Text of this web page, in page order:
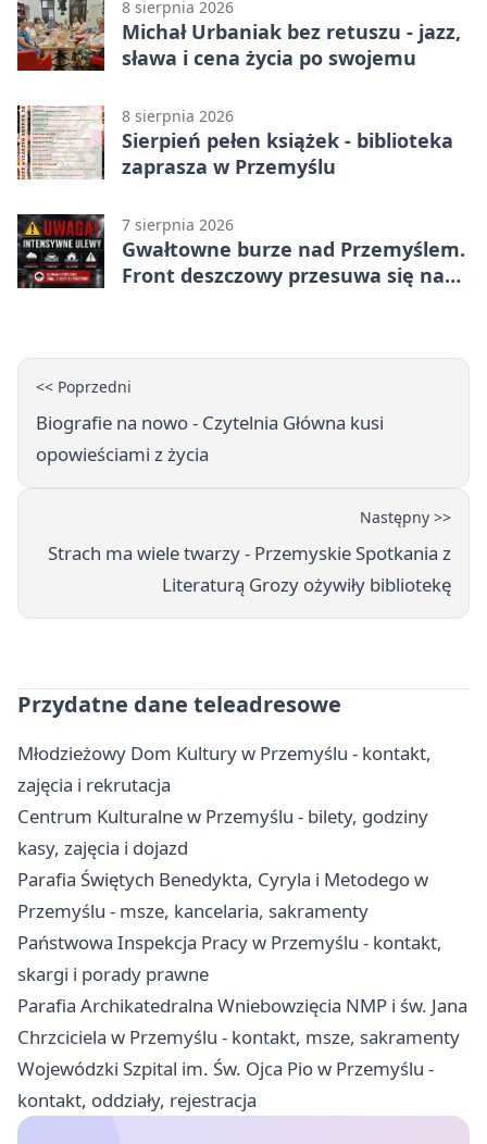
8 sierpnia 2026
Michał Urbaniak bez retuszu - jazz,
sława i cena życia po swojemu
8 sierpnia 2026
Sierpień pełen książek - biblioteka
zaprasza w Przemyślu
7 sierpnia 2026
Gwałtowne burze nad Przemyślem.
Front deszczowy przesuwa się na
<< Poprzedni
Biografie na nowo - Czytelnia Główna kusi
opowieściami z życia
Następny >>
Strach ma wiele twarzy - Przemyskie Spotkania z
Literaturą Grozy ożywiły bibliotekę
Przydatne dane teleadresowe
Młodzieżowy Dom Kultury w Przemyślu - kontakt,
zajęcia i rekrutacja
Centrum Kulturalne w Przemyślu - bilety, godziny
kasy, zajęcia i dojazd
Parafia Świętych Benedykta, Cyryla i Metodego w
Przemyślu - msze, kancelaria, sakramenty
Państwowa Inspekcja Pracy w Przemyślu - kontakt,
skargi i porady prawne
Parafia Archikatedralna Wniebowzięcia NMP i św. Jana
Chrzciciela w Przemyślu - kontakt, msze, sakramenty
Wojewódzki Szpital im. Św. Ojca Pio w Przemyślu -
kontakt, oddziały, rejestracja